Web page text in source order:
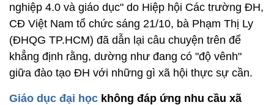
nghiệp 4.0 và giáo dục" do Hiệp hội Các trường ĐH,
CĐ Việt Nam tổ chức sáng 21/10, bà Phạm Thị Ly
(ĐHQG TP.HCM) đã dẫn lại câu chuyện trên để
khẳng định rằng, dường như đang có "độ vênh"
giữa đào tạo ĐH với những gì xã hội thực sự cần.
Giáo dục đại học không đáp ứng nhu cầu xã